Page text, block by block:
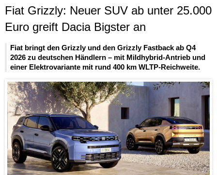
Fiat Grizzly: Neuer SUV ab unter 25.000
Euro greift Dacia Bigster an
Fiat bringt den Grizzly und den Grizzly Fastback ab Q4
2026 zu deutschen Händlern – mit Mildhybrid-Antrieb und
einer Elektrovariante mit rund 400 km WLTP-Reichweite.